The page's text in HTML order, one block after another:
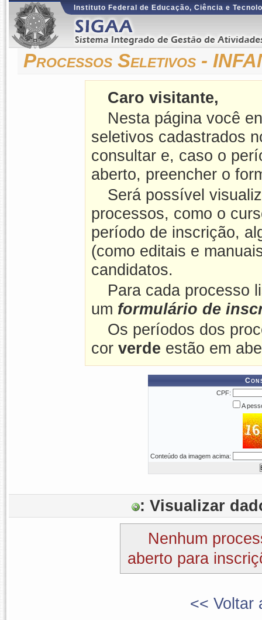
Instituto Federal de Educação, Ciência e
Processos Seletivos -
Caro visitante,
Nesta página você
seletivos cadastrados
consultar e, caso o
aberto, preencher o
Será possível
processos, como o
período de inscrição,
(como editais e
candidatos.
Para cada processo
um formulário de
Os períodos dos
cor verde estão em
CPF:
A
Conteúdo da imagem acima:
: Visualizar
Nenhum
aberto para
<< Voltar